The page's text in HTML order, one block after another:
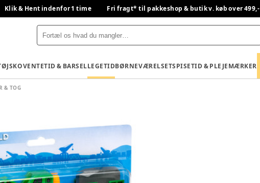
Klik & Hent indenfor 1 time Fri fragt* til pakkeshop & butik v. køb over 499,-
SKOVENTETID & BARSELLEGETIDBØRNEVÆRELSETSPISETID & PLEJEMÆRKER
& TOG